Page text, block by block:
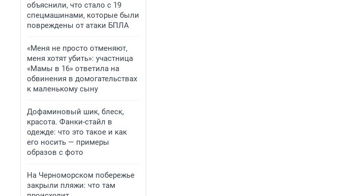
объяснили, что стало с 19
спецмашинами, которые были
повреждены от атаки БПЛА
«Меня не просто отменяют,
меня хотят убить»: участница
«Мамы в 16» ответила на
обвинения в домогательствах
к маленькому сыну
Дофаминовый шик, блеск,
красота. Фанки-стайл в
одежде: что это такое и как
его носить — примеры
образов с фото
На Черноморском побережье
закрыли пляжи: что там